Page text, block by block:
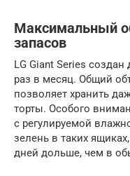
Максимальный
запасов
LG Giant Series создан
раз в месяц. Общий
позволяет хранить
торты. Особого
с регулируемой
зелень в таких
дней дольше, чем в